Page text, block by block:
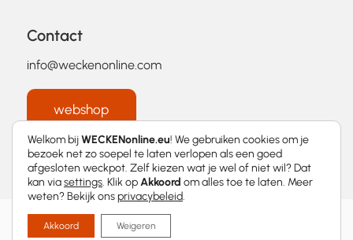
Contact
info@weckenonline.com
webshop
2026 © WECKENonline.eu │
Welkom bijWECKENonline.eu! We gebruiken cookies om je
bezoek net zo soepel te laten verlopen als een goed
afgesloten weckpot. Zelf kiezen wat je wel of niet wil? Dat
kan viasettings. Klik opAkkoord om alles toe te laten. Meer
weten? Bekijk onsprivacybeleid.
Akkoord Weigeren